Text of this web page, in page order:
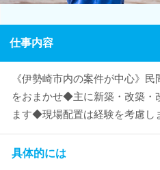
仕事内容
《伊勢崎市内の案件が中心》
をおまかせ◆主に新築・改築・
ます◆現場配置は経験を考慮し
具体的には